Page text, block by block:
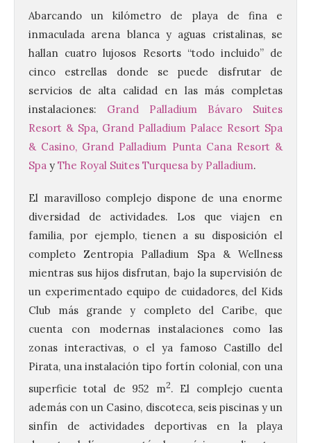
Abarcando un kilómetro de playa de fina e
inmaculada arena blanca y aguas cristalinas, se
hallan cuatro lujosos Resorts “todo incluido” de
cinco estrellas donde se puede disfrutar de
servicios de alta calidad en las más completas
instalaciones: Grand Palladium Bávaro Suites
Resort & Spa, Grand Palladium Palace Resort Spa
& Casino, Grand Palladium Punta Cana Resort &
Spa y The Royal Suites Turquesa by Palladium.
El maravilloso complejo dispone de una enorme
diversidad de actividades. Los que viajen en
familia, por ejemplo, tienen a su disposición el
completo Zentropia Palladium Spa & Wellness
mientras sus hijos disfrutan, bajo la supervisión de
un experimentado equipo de cuidadores, del Kids
Club más grande y completo del Caribe, que
cuenta con modernas instalaciones como las
zonas interactivas, o el ya famoso Castillo del
Pirata, una instalación tipo fortín colonial, con una
superficie total de 952 m2. El complejo cuenta
además con un Casino, discoteca, seis piscinas y un
sinfín de actividades deportivas en la playa